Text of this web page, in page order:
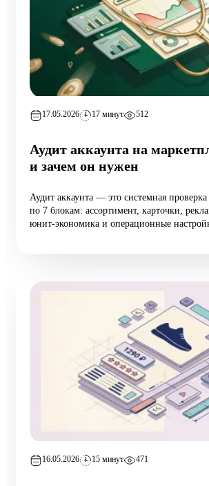
17.05.2026 17 минут 512
Аудит аккаунта на
и зачем он нужен
Аудит аккаунта — это системная
по 7 блокам: ассортимент, карточки,
юнит-экономика и операционные
оборота на 12%.
16.05.2026 15 минут 471